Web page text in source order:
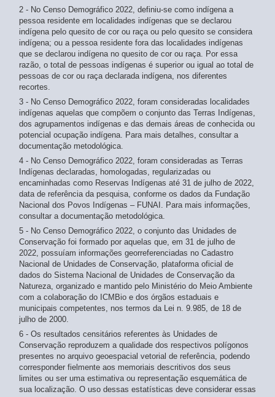
2 - No Censo Demográfico 2022, definiu-se como indígena a
pessoa residente em localidades indígenas que se declarou
indígena pelo quesito de cor ou raça ou pelo quesito se considera
indígena; ou a pessoa residente fora das localidades indígenas
que se declarou indígena no quesito de cor ou raça. Por essa
razão, o total de pessoas indígenas é superior ou igual ao total de
pessoas de cor ou raça declarada indígena, nos diferentes
recortes.
3 - No Censo Demográfico 2022, foram consideradas localidades
indígenas aquelas que compõem o conjunto das Terras Indígenas,
dos agrupamentos indígenas e das demais áreas de conhecida ou
potencial ocupação indígena. Para mais detalhes, consultar a
documentação metodológica.
4 - No Censo Demográfico 2022, foram consideradas as Terras
Indígenas declaradas, homologadas, regularizadas ou
encaminhadas como Reservas Indígenas até 31 de julho de 2022,
data de referência da pesquisa, conforme os dados da Fundação
Nacional dos Povos Indígenas – FUNAI. Para mais informações,
consultar a documentação metodológica.
5 - No Censo Demográfico 2022, o conjunto das Unidades de
Conservação foi formado por aquelas que, em 31 de julho de
2022, possuíam informações georreferenciadas no Cadastro
Nacional de Unidades de Conservação, plataforma oficial de
dados do Sistema Nacional de Unidades de Conservação da
Natureza, organizado e mantido pelo Ministério do Meio Ambiente
com a colaboração do ICMBio e dos órgãos estaduais e
municipais competentes, nos termos da Lei n. 9.985, de 18 de
julho de 2000.
6 - Os resultados censitários referentes às Unidades de
Conservação reproduzem a qualidade dos respectivos polígonos
presentes no arquivo geoespacial vetorial de referência, podendo
corresponder fielmente aos memoriais descritivos dos seus
limites ou ser uma estimativa ou representação esquemática de
sua localização. O uso dessas estatísticas deve considerar essas